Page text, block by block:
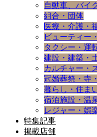
自動車、バイ
組合・団体
医療・介護・
ビューティー
タクシー・運
建設・建築・
カルチャー・
冠婚葬祭・寺
暮らし・住ま
宿泊施設・温
レジャー・娯
特集記事
掲載店舗